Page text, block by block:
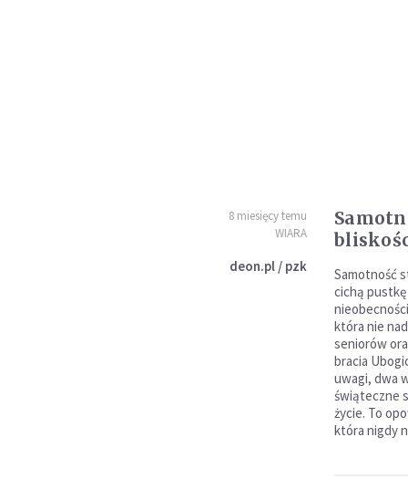
8 miesięcy temu
WIARA
deon.pl / pzk
Samotność
cichą
która nie
seniorów
bracia
uwagi, dwa
świąteczne
życie. To
która nigdy